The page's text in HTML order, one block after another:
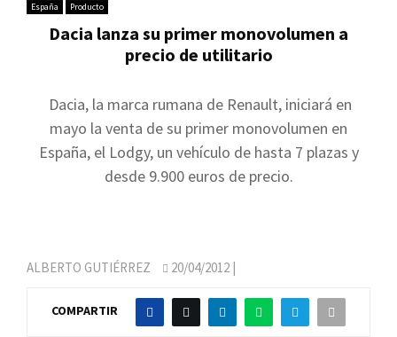
España Producto
Dacia lanza su primer monovolumen a
precio de utilitario
Dacia, la marca rumana de Renault, iniciará en
mayo la venta de su primer monovolumen en
España, el Lodgy, un vehículo de hasta 7 plazas y
desde 9.900 euros de precio.
ALBERTO GUTIÉRREZ 20/04/2012 |
COMPARTIR